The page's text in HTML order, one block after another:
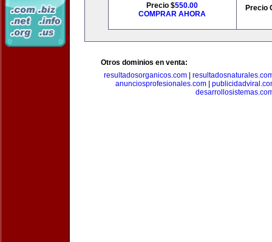
Precio $550.00
COMPRAR AHORA
Precio
Otros dominios en venta:
resultadosorganicos.com
anunciosprofesionales.com|